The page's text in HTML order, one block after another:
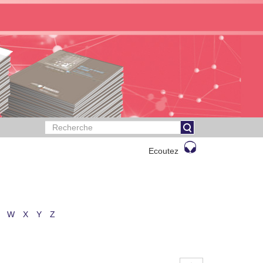
Ecoutez
W X Y Z